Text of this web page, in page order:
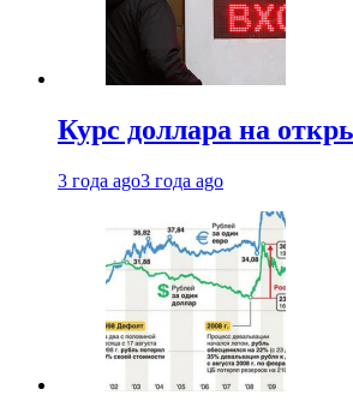
Курс доллара на
3 года ago3 года ago